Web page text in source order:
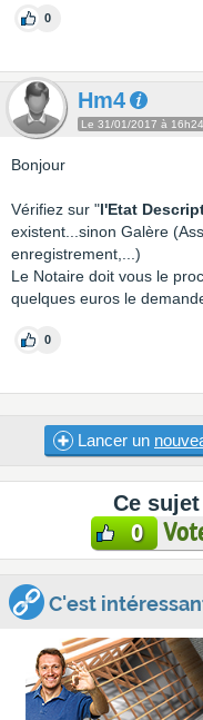
0
Hm4
Le 31/01/2017 à 16h24
Bonjour
Vérifiez sur "l'Etat
existent...sinon Galère
enregistrement,...)
Le Notaire doit vous le
quelques euros le
0
Lancer un
Ce
0
C'est